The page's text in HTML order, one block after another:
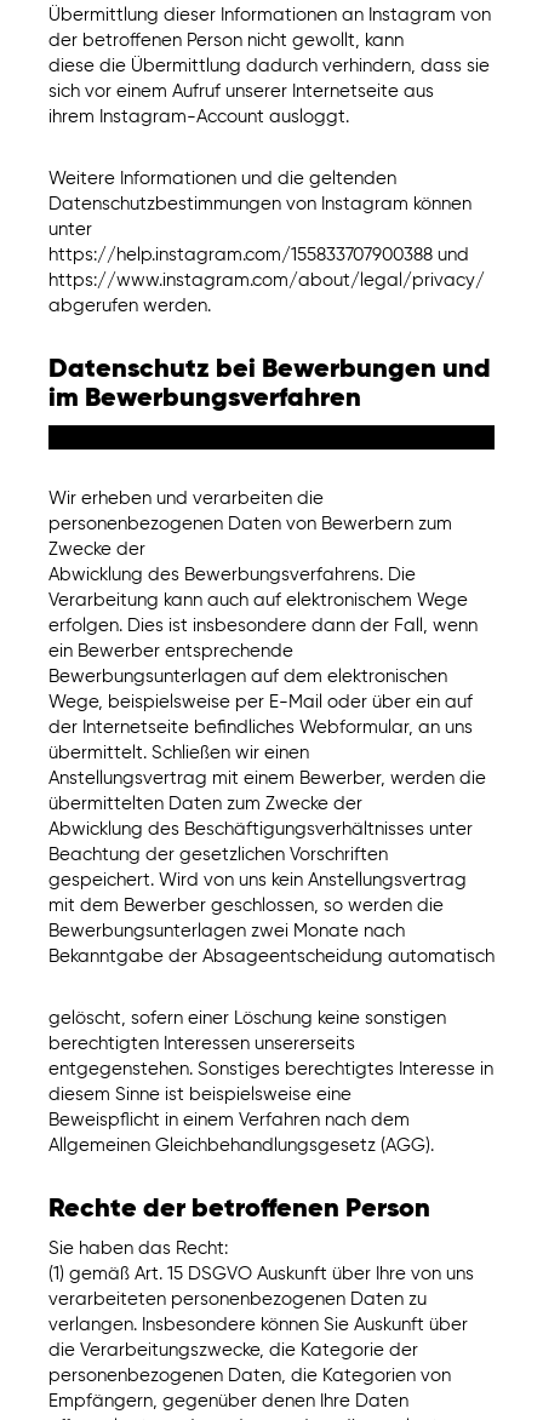
Übermittlung dieser Informationen an Instagram von
der betroffenen Person nicht gewollt, kann
diese die Übermittlung dadurch verhindern, dass sie
sich vor einem Aufruf unserer Internetseite aus
ihrem Instagram-Account ausloggt.
Weitere Informationen und die geltenden
Datenschutzbestimmungen von Instagram können
unter
https://help.instagram.com/155833707900388 und
https://www.instagram.com/about/legal/privacy/
abgerufen werden.
Datenschutz bei Bewerbungen und
im Bewerbungsverfahren
Wir erheben und verarbeiten die
personenbezogenen Daten von Bewerbern zum
Zwecke der
Abwicklung des Bewerbungsverfahrens. Die
Verarbeitung kann auch auf elektronischem Wege
erfolgen. Dies ist insbesondere dann der Fall, wenn
ein Bewerber entsprechende
Bewerbungsunterlagen auf dem elektronischen
Wege, beispielsweise per E-Mail oder über ein auf
der Internetseite befindliches Webformular, an uns
übermittelt. Schließen wir einen
Anstellungsvertrag mit einem Bewerber, werden die
übermittelten Daten zum Zwecke der
Abwicklung des Beschäftigungsverhältnisses unter
Beachtung der gesetzlichen Vorschriften
gespeichert. Wird von uns kein Anstellungsvertrag
mit dem Bewerber geschlossen, so werden die
Bewerbungsunterlagen zwei Monate nach
Bekanntgabe der Absageentscheidung automatisch
gelöscht, sofern einer Löschung keine sonstigen
berechtigten Interessen unsererseits
entgegenstehen. Sonstiges berechtigtes Interesse in
diesem Sinne ist beispielsweise eine
Beweispflicht in einem Verfahren nach dem
Allgemeinen Gleichbehandlungsgesetz (AGG).
Rechte der betroffenen Person
Sie haben das Recht:
(1) gemäß Art. 15 DSGVO Auskunft über Ihre von uns
verarbeiteten personenbezogenen Daten zu
verlangen. Insbesondere können Sie Auskunft über
die Verarbeitungszwecke, die Kategorie der
personenbezogenen Daten, die Kategorien von
Empfängern, gegenüber denen Ihre Daten